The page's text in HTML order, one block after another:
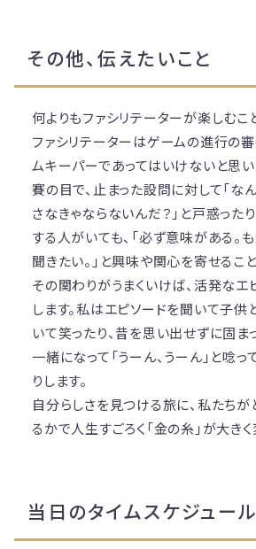
その他、伝えたいこと
何よりもファシリテーターが楽しむこ
ファシリテーターはゲームの進行の審
ムキーパーであってはいけないと思い
賽の目で、止まった設問に対して「な
さなきゃならないんだ？」と戸惑った
する人がいても、「必ず意味がある。
聞きたい。」と興味や関心を寄せること
その関わりがうまくいけば、活発なエ
します。私はエピソードを聞いて子
いて笑ったり、昔を思い出せずに固ま
一緒になって「うーん、うーん」と唸
りします。
自分らしさを見つける旅に、私たち
るかで人生すごろく「金の糸」が大き
当日のタイムスケジュール